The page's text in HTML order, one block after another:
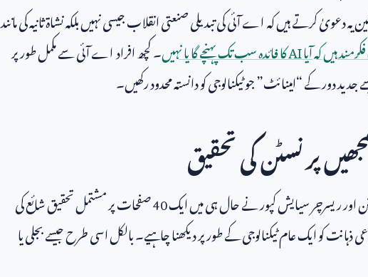
کرتے ہیں کہ اے آئی کی تبدیلی صنعتی انقلاب جیسی نہیں بلکہ نشاة ثانیہ کی مانند
ہیں کہ آیاAIکا فائدہ سب تک پہنچے گا یا نہیں۔ کچھ افراد اے آئی سے مکمل طور پر
دور کے “امینائٹ” جو ٹیکنالوجی کو دانستہ محدود رکھیں۔
پرنسٹن کی تحقیق
اور ریسرچر سیایش کپور نے حال ہی میں ایک40صفحات پر مشتمل تحقیق شائع کی
کو ایک عام ٹیکنالوجی کے طور پر دیکھنا چاہیے۔ بالکل اسی طرح جیسے بجلی یا